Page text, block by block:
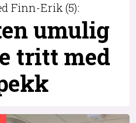
Finn-Erik (5):
umulig
tritt med